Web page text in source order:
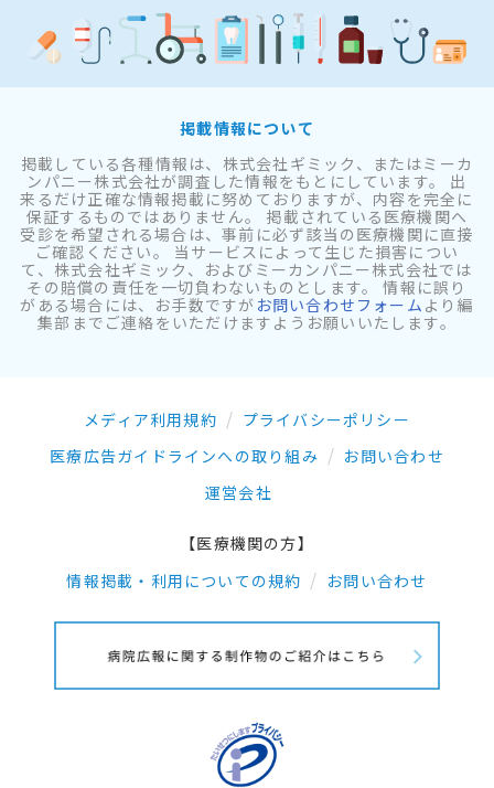
掲載情報について
掲載している各種情報は、株式会社ギミック、またはミーカ
ンパニー株式会社が調査した情報をもとにしています。 出
来るだけ正確な情報掲載に努めておりますが、内容を完全に
保証するものではありません。 掲載されている医療機関へ
受診を希望される場合は、事前に必ず該当の医療機関に直接
ご確認ください。 当サービスによって生じた損害につい
て、株式会社ギミック、およびミーカンパニー株式会社では
その賠償の責任を一切負わないものとします。 情報に誤り
がある場合には、お手数ですが お問い合わせフォーム より編
集部までご連絡をいただけますようお願いいたします。
メディア利用規約
プライバシーポリシー
医療広告ガイドラインへの取り組み
お問い合わせ
運営会社
【医療機関の方】
情報掲載・利用についての規約
お問い合わせ